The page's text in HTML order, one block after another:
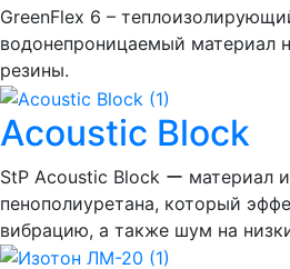
GreenFlex 6 –
водонепроницаемый материал
резины.
Acoustic Block
StP Acoustic Block ー материал
пенополиуретана, который
вибрацию, а также шум на